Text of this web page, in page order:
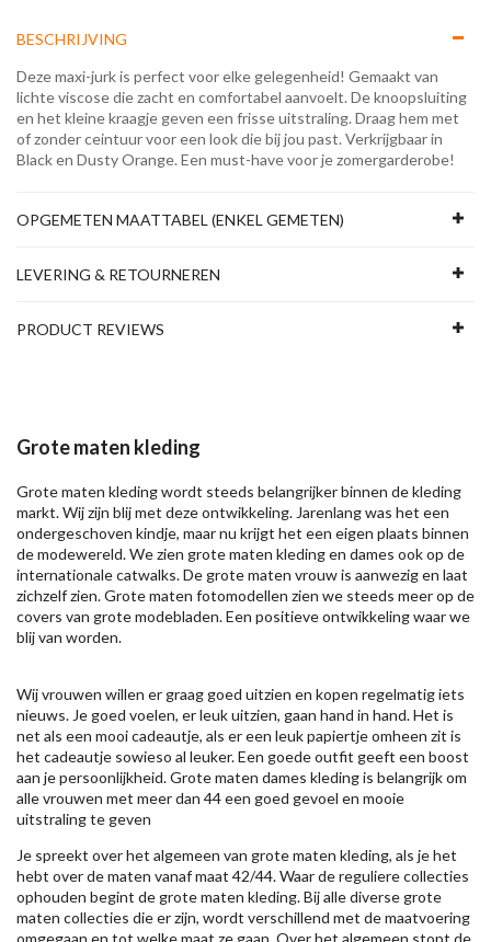
BESCHRIJVING
Deze maxi-jurk is perfect voor elke gelegenheid! Gemaakt van
lichte viscose die zacht en comfortabel aanvoelt. De knoopsluiting
en het kleine kraagje geven een frisse uitstraling. Draag hem met
of zonder ceintuur voor een look die bij jou past. Verkrijgbaar in
Black en Dusty Orange. Een must-have voor je zomergarderobe!
OPGEMETEN MAATTABEL (ENKEL GEMETEN)
LEVERING & RETOURNEREN
PRODUCT REVIEWS
Grote maten kleding
Grote maten kleding wordt steeds belangrijker binnen de kleding
markt. Wij zijn blij met deze ontwikkeling. Jarenlang was het een
ondergeschoven kindje, maar nu krijgt het een eigen plaats binnen
de modewereld. We zien grote maten kleding en dames ook op de
internationale catwalks. De grote maten vrouw is aanwezig en laat
zichzelf zien. Grote maten fotomodellen zien we steeds meer op de
covers van grote modebladen. Een positieve ontwikkeling waar we
blij van worden.
Wij vrouwen willen er graag goed uitzien en kopen regelmatig iets
nieuws. Je goed voelen, er leuk uitzien, gaan hand in hand. Het is
net als een mooi cadeautje, als er een leuk papiertje omheen zit is
het cadeautje sowieso al leuker. Een goede outfit geeft een boost
aan je persoonlijkheid. Grote maten dames kleding is belangrijk om
alle vrouwen met meer dan 44 een goed gevoel en mooie
uitstraling te geven
Je spreekt over het algemeen van grote maten kleding, als je het
hebt over de maten vanaf maat 42/44. Waar de reguliere collecties
ophouden begint de grote maten kleding. Bij alle diverse grote
maten collecties die er zijn, wordt verschillend met de maatvoering
omgegaan en tot welke maat ze gaan. Over het algemeen stopt de